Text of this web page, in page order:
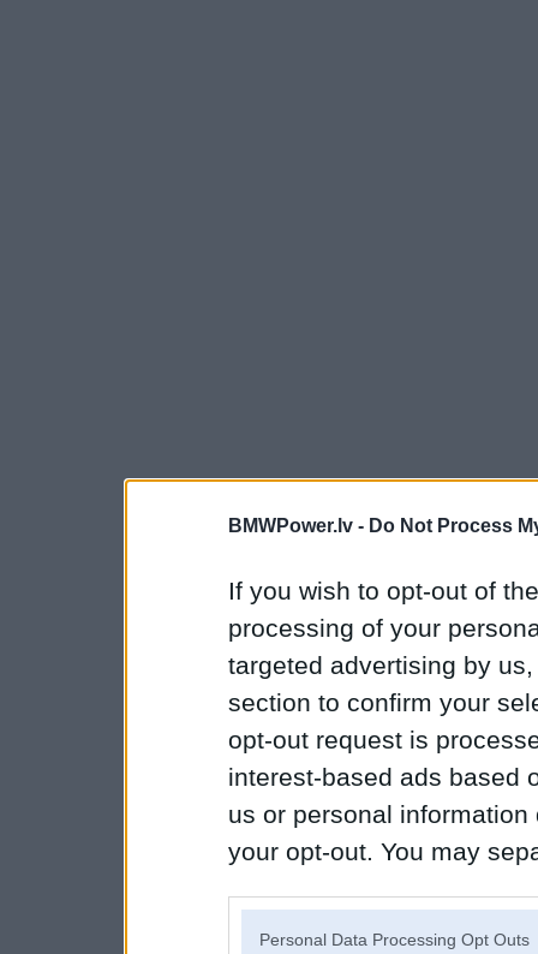
BMWPower.lv - Do Not Process
If you wish to opt-out of
processing of your
targeted advertising by
section to confirm your
opt-out request is
interest-based ads based
us or personal
your opt-out. You may
Personal Data Processing Opt Outs